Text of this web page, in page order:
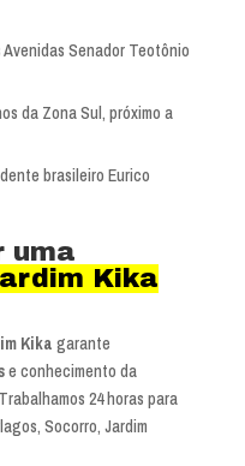
Senador Teotônio
da Zona Sul, próximo a
brasileiro Eurico
uma
Kika
Kika garante
e conhecimento da
24 horas para
Socorro, Jardim